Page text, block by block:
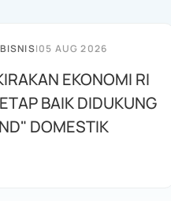
|05 AUG 2026
EKONOMI RI
BAIK DIDUKUNG
DOMESTIK